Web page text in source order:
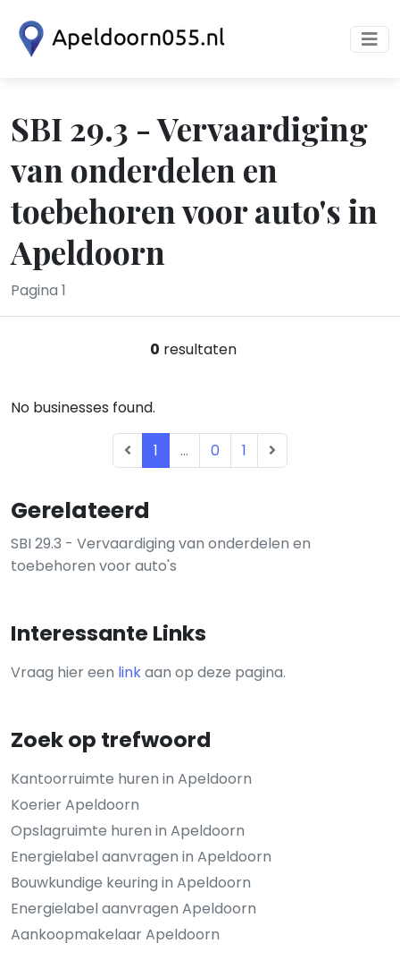
SBI 29.3 - Vervaardiging
van onderdelen en
toebehoren voor auto's in
Apeldoorn
Pagina 1
Gerelateerd
SBI 29.3 - Vervaardiging van onderdelen en
toebehoren voor auto's
Interessante Links
Vraag hier een linkaan op deze pagina.
Zoek op trefwoord
Kantoorruimte huren in Apeldoorn
Koerier Apeldoorn
Opslagruimte huren in Apeldoorn
Energielabel aanvragen in Apeldoorn
Bouwkundige keuring in Apeldoorn
Energielabel aanvragen Apeldoorn
Aankoopmakelaar Apeldoorn
0 resultaten
No businesses found.
1 ... 0 1